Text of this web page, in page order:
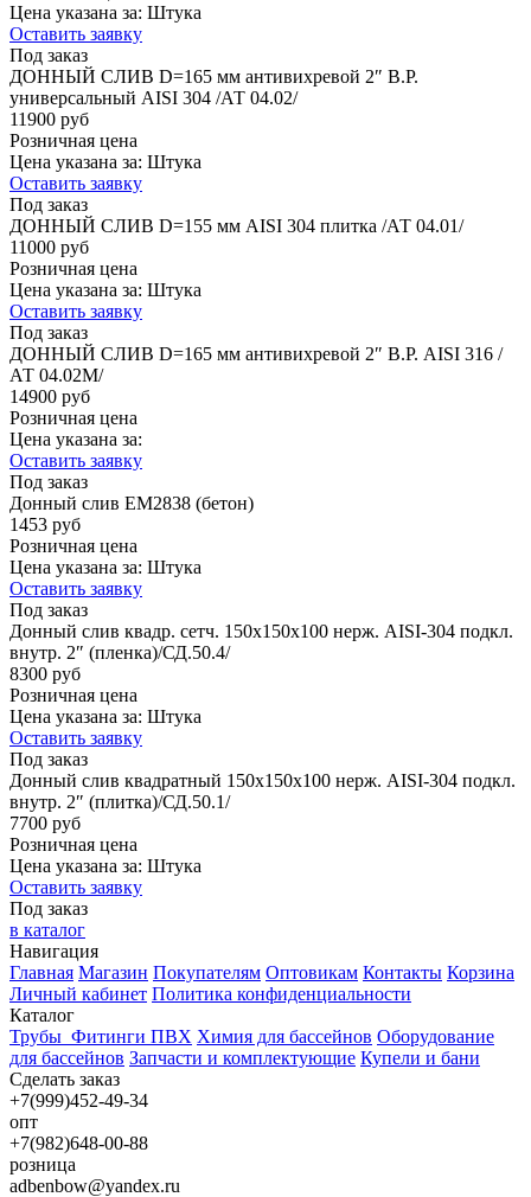
Цена указана за: Штука
Оставить заявку
Под заказ
ДОННЫЙ СЛИВ D=165 мм антивихревой 2″ В.Р.
универсальный AISI 304 /АТ 04.02/
11900 руб
Розничная цена
Цена указана за: Штука
Оставить заявку
Под заказ
ДОННЫЙ СЛИВ D=155 мм AISI 304 плитка /АТ 04.01/
11000 руб
Розничная цена
Цена указана за: Штука
Оставить заявку
Под заказ
ДОННЫЙ СЛИВ D=165 мм антивихревой 2″ В.Р. AISI 316 /
АТ 04.02М/
14900 руб
Розничная цена
Цена указана за:
Оставить заявку
Под заказ
Донный слив EM2838 (бетон)
1453 руб
Розничная цена
Цена указана за: Штука
Оставить заявку
Под заказ
Донный слив квадр. сетч. 150х150х100 нерж. AISI-304 подкл.
внутр. 2″ (пленка)/СД.50.4/
8300 руб
Розничная цена
Цена указана за: Штука
Оставить заявку
Под заказ
Донный слив квадратный 150х150х100 нерж. AISI-304 подкл.
внутр. 2″ (плитка)/СД.50.1/
7700 руб
Розничная цена
Цена указана за: Штука
Оставить заявку
Под заказ
в каталог
Навигация
Главная Магазин Покупателям Оптовикам Контакты Корзина
Личный кабинет Политика конфиденциальности
Каталог
Трубы_Фитинги ПВХ Химия для бассейнов Оборудование
для бассейнов Запчасти и комплектующие Купели и бани
Сделать заказ
+7(999)452-49-34
опт
+7(982)648-00-88
розница
adbenbow@yandex.ru